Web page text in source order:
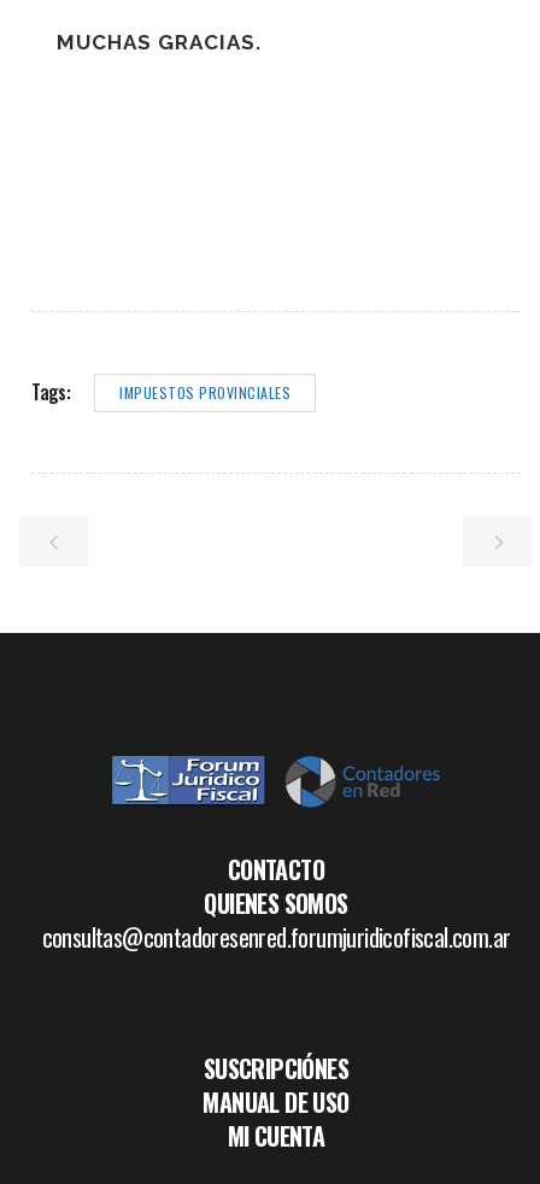
MUCHAS GRACIAS.
Tags: IMPUESTOS PROVINCIALES
CONTACTO
QUIENES SOMOS
consultas@contadoresenred.forumjuridicofiscal.com.ar
SUSCRIPCIÓNES
MANUAL DE USO
MI CUENTA